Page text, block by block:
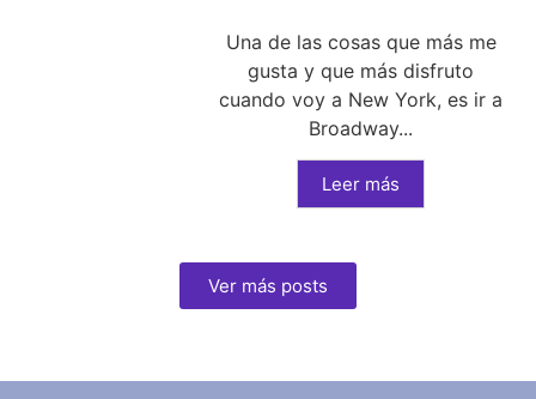
Una de las cosas que más me
gusta y que más disfruto
cuando voy a New York, es ir a
Broadway...
Leer más
Ver más posts